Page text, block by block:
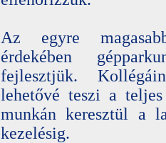
Az egyre
érdekében
fejlesztjük.
lehetővé teszi a
munkán keresztül a
kezelésig.